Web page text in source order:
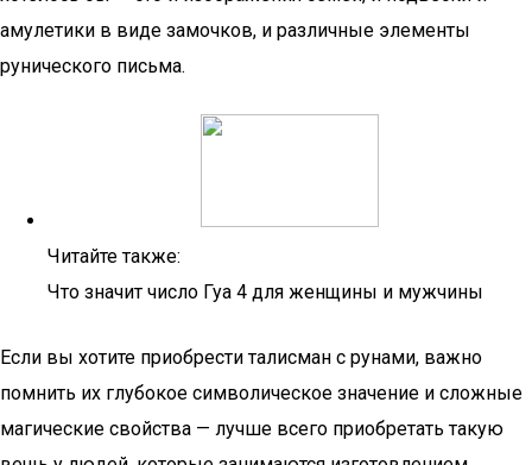
амулетики в виде замочков, и различные элементы
рунического письма.
Читайте также:
Что значит число Гуа 4 для женщины и мужчины
Если вы хотите приобрести талисман с рунами, важно
помнить их глубокое символическое значение и сложные
магические свойства — лучше всего приобретать такую